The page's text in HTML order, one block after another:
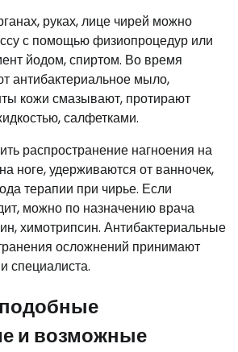
руках, лице чирей можно
с помощью физиопроцедур или
йодом, спиртом. Во время
антибактериальное мыло,
кожи смазывают, протирают
салфетками.
распространение нагноения на
ноге, удерживаются от ванночек,
терапии при чирье. Если
можно по назначению врача
химотрипсин. Антибактериальные
осложнений принимают
специалиста.
и возможные